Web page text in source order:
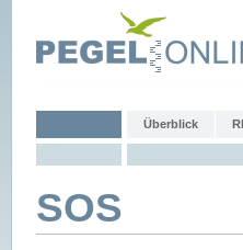
Überblick
SOS